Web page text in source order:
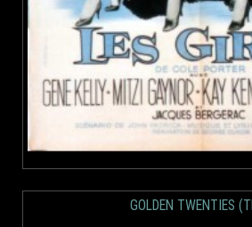
GOLDEN TWENTIES